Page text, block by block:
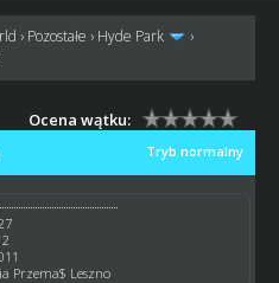
› Pozostałe › Hyde Park ›
Ocena wątku:
Tryb normalny
Przema$ Leszno